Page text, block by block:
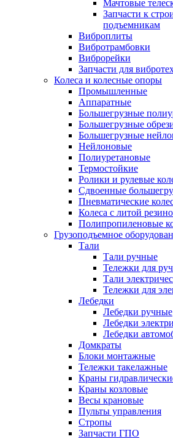
Мачтовые
Запчасти к
подъемникам
Виброплиты
Вибротрамбовки
Виброрейки
Запчасти для
Колеса и колесные опоры
Промышленные
Аппаратные
Большегрузные
Большегрузные
Большегрузные
Нейлоновые
Полиуретановые
Термостойкие
Ролики и рулевые
Сдвоенные
Пневматические
Колеса с литой
Полипропиленовые
Грузоподъемное
Тали
Тали ручные
Тележки для
Тали
Тележки для
Лебедки
Лебедки ручные
Лебедки
Лебедки
Домкраты
Блоки монтажные
Тележки такелажные
Краны
Краны козловые
Весы крановые
Пульты управления
Стропы
Запчасти ГПО